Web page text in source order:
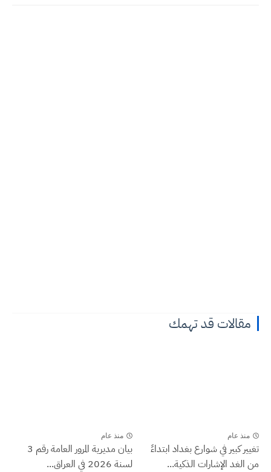
مقالات قد تهمك
منذ عام
تغيير كبير في شوارع بغداد ابتداءً
من الغد الإشارات الذكية...
منذ عام
بيان مديرية المرور العامة رقم 3
لسنة 2026 في العراق...